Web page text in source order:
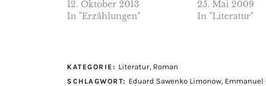
12. Oktober 2013
In "Erzählungen"
25. Mai 2009
In "Literatur"
KATEGORIE: Literatur, Roman
SCHLAGWORT: Eduard Sawenko Limonow, Emmanuel